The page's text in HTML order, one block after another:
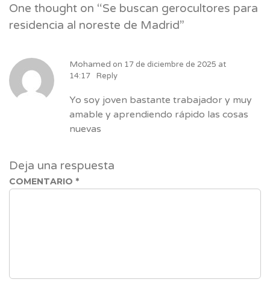
One thought on “Se buscan gerocultores para
residencia al noreste de Madrid”
Mohamed on 17 de diciembre de 2025 at
14:17
Reply
Yo soy joven bastante trabajador y muy
amable y aprendiendo rápido las cosas
nuevas
Deja una respuesta
COMENTARIO *